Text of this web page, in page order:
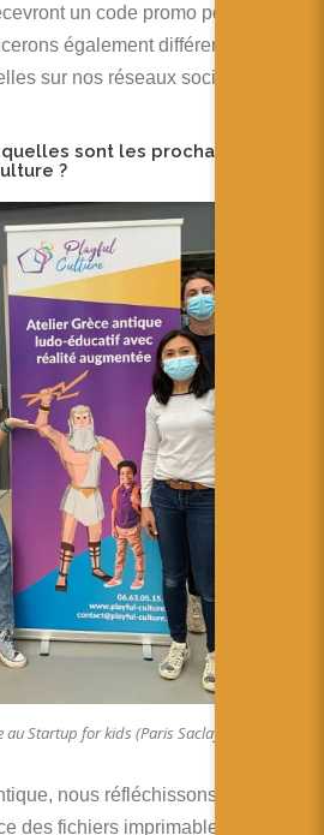
un code promo pour jouer
également différentes
sur nos réseaux sociaux tout le
sont les prochaines
?
au Startup for kids (Paris Saclay 2021)
nous réfléchissons à une
des fichiers imprimables.